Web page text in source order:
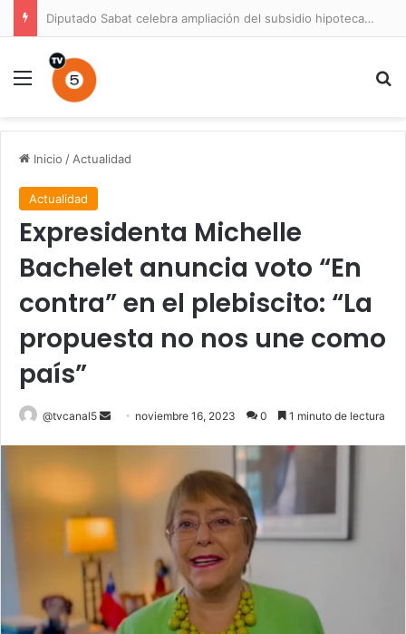
Diputado Sabat celebra ampliación del subsidio hipotecario con viviendas de hasta 6.000 UF
Menú
Inicio / Actualidad
Actualidad
Expresidenta Michelle
Bachelet anuncia voto “En
contra” en el plebiscito: “La
propuesta no nos une como
país”
@tvcanal5
Send noviembre 16, 2023 0 1 minuto de lectura